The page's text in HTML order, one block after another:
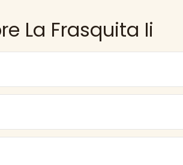
La Frasquita Ii